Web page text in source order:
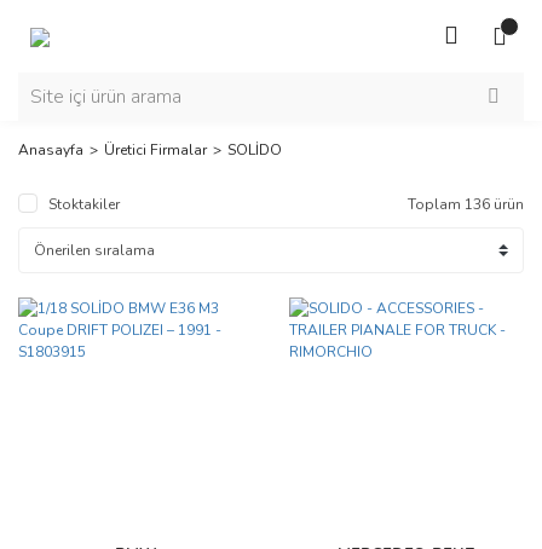
Anasayfa Üretici Firmalar SOLİDO
Stoktakiler Toplam 136 ürün